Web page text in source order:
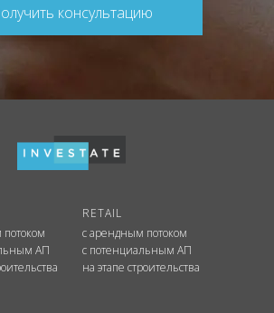
консультацию
АП
RETAIL
с арендным потоком
с потенциальным АП
на этапе строительства